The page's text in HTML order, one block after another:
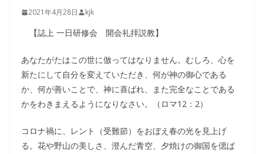
2021年4月28日 kjk
【誌上 一日研修会 開会礼拝説教】
あなたがたはこの世に倣ってはなりません。むしろ、心を
新たにして自分を変えていただき、何が神の御心である
か、何が善いことで、神に喜ばれ、また完全なことである
かをわきまえるようになりなさい。（ロマ12：2）
コロナ禍に、レント（受難節）をおぼえ春の光を見上げ
る。花や野山の美しさ、澄んだ青空、夕焼けの御国を偲ば